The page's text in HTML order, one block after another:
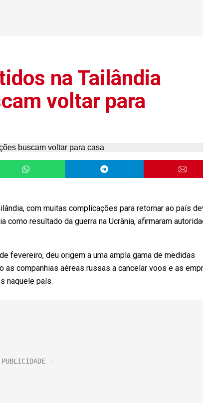
na Tailândia
voltar para
com muitas complicações para retornar ao país
como resultado da guerra na Ucrânia, afirmaram
fevereiro, deu origem a uma ampla gama de medidas
as companhias aéreas russas a cancelar voos e as
naquele país.